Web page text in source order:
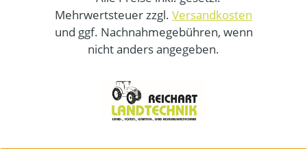
Mehrwertsteuer zzgl. Versandkosten
und ggf. Nachnahmegebühren, wenn
nicht anders angegeben.